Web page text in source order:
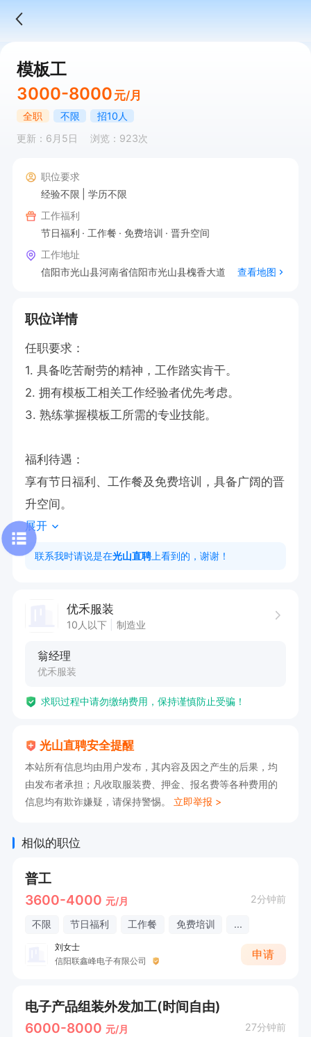
模板工
3000-8000 元/月
全职 不限
招10人
更新：6月5日
浏览：923次
职位要求
经验不限
学历不限
工作福利
节日福利
工作餐 免费培训
晋升空间
工作地址
信阳市光山县河南省信阳市光山县槐香大道
查看地图
职位详情
任职要求：
1. 具备吃苦耐劳的精神，工作踏实肯干。
2. 拥有模板工相关工作经验者优先考虑。
3. 熟练掌握模板工所需的专业技能。
福利待遇：
享有节日福利、工作餐及免费培训，具备广阔的晋
升空间。
展开
联系我时请说是在光山直聘 上看到的，谢谢！
优禾服装
10人以下 制造业
翁经理
优禾服装
求职过程中请勿缴纳费用，保持谨慎防止受骗！
光山直聘安全提醒
本站所有信息均由用户发布，其内容及因之产生的后果，均
由发布者承担；凡收取服装费、押金、报名费等各种费用的
信息均有欺诈嫌疑，请保持警惕。 立即举报 >
相似的职位
普工
3600-4000 元/月 2分钟前
不限 节日福利 工作餐 免费培训 ...
刘女士
信阳联鑫峰电子有限公司
申请
电子产品组装外发加工(时间自由)
6000-8000 元/月 27分钟前